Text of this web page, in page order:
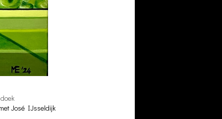
José IJsseldijk